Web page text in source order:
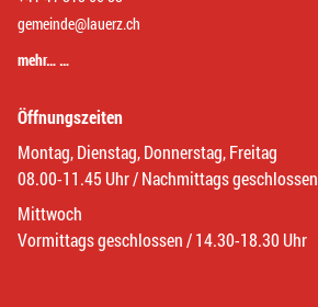
gemeinde@lauerz.ch
mehr… …
Öffnungszeiten
Montag, Dienstag, Donnerstag, Freitag
08.00-11.45 Uhr / Nachmittags geschlossen
Mittwoch
Vormittags geschlossen / 14.30-18.30 Uhr